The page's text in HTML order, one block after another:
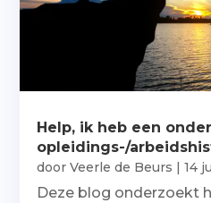
Help, ik heb een
opleidings-/
doorVeerle de Beurs |14
Deze blog onderzoekt